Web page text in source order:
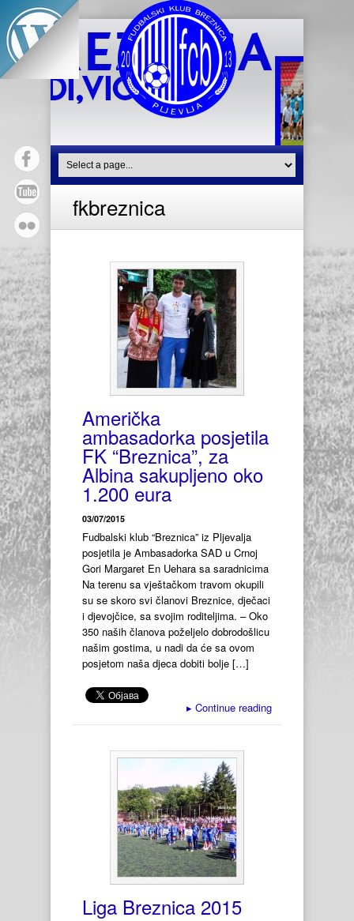
fkbreznica
Američka
ambasadorka posjetila
FK “Breznica”, za
Albina sakupljeno oko
1.200 eura
03/07/2015
Fudbalski klub “Breznica” iz Pljevalja
posjetila je Ambasadorka SAD u Crnoj
Gori Margaret En Uehara sa saradnicima
Na terenu sa vještačkom travom okupili
su se skoro svi članovi Breznice, dječaci
i djevojčice, sa svojim roditeljima. – Oko
350 naših članova poželjelo dobrodošlicu
našim gostima, u nadi da će sa ovom
posjetom naša djeca dobiti bolje […]
▸ Continue reading
Liga Breznica 2015